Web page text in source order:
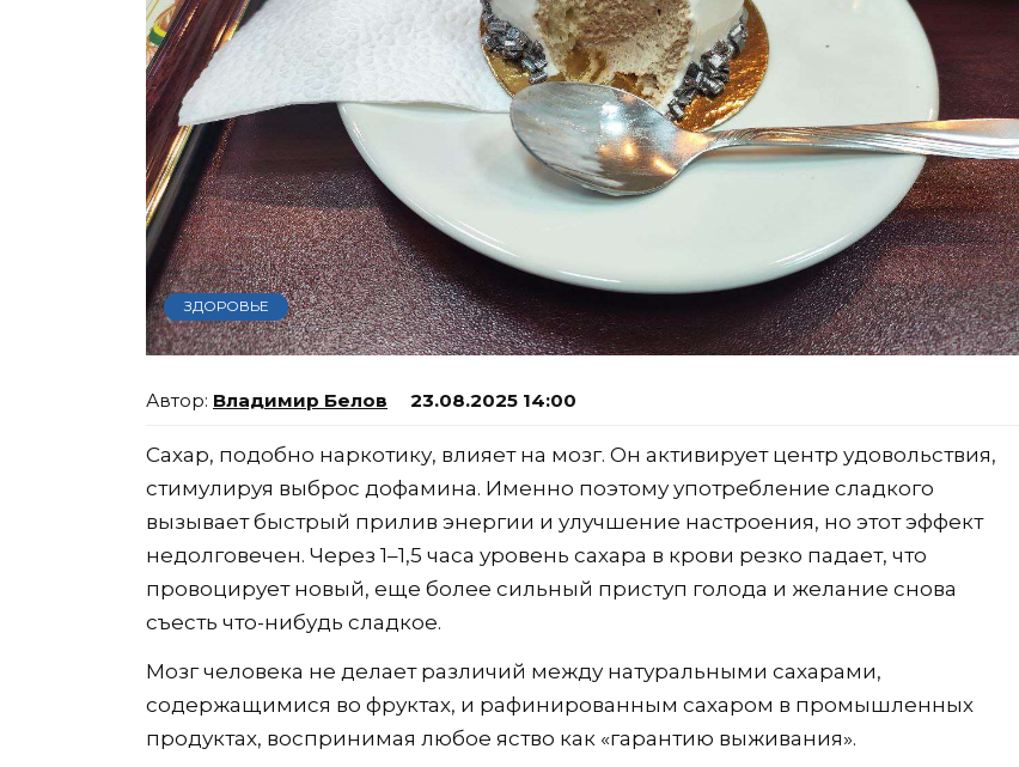
ЗДОРОВЬЕ
Владимир Белов 23.08.2025 14:00
Сахар, подобно наркотику, влияет на мозг. Он активирует центр удовольствия,
стимулируя выброс дофамина. Именно поэтому употребление сладкого
вызывает быстрый прилив энергии и улучшение настроения, но этот эффект
недолговечен. Через 1–1,5 часа уровень сахара в крови резко падает, что
провоцирует новый, еще более сильный приступ голода и желание снова
съесть что-нибудь сладкое.
Мозг человека не делает различий между натуральными сахарами,
содержащимися во фруктах, и рафинированным сахаром в промышленных
продуктах, воспринимая любое яство как «гарантию выживания».